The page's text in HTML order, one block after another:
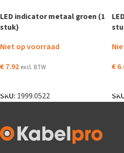
LED indicator metaal groen (1
stuk)
Niet op voorraad
€7.92 excl. BTW
SKU: 1999.0522
€